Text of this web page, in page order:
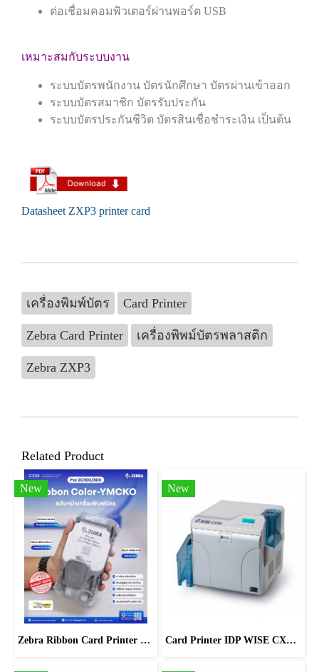
ต่อเชื่อมคอมพิวเตอร์ผ่านพอร์ต USB
เหมาะสมกับระบบงาน
ระบบบัตรพนักงาน บัตรนักศึกษา บัตรผ่านเข้าออก
ระบบบัตรสมาชิก บัตรรับประกัน
ระบบบัตรประกันชีวิต บัตรสินเชื่อชำระเงิน เป็นต้น
Datasheet ZXP3 printer card
เครื่องพิมพ์บัตร Card Printer
Zebra Card Printer เครื่องพิพม์บัตรพลาสติก
Zebra ZXP3
Related Product
New
Zebra Ribbon Card Printer Color-YMCKO For ZC100/ZC300 Series
New
Card Printer IDP WISE CXD80S / CXD80D